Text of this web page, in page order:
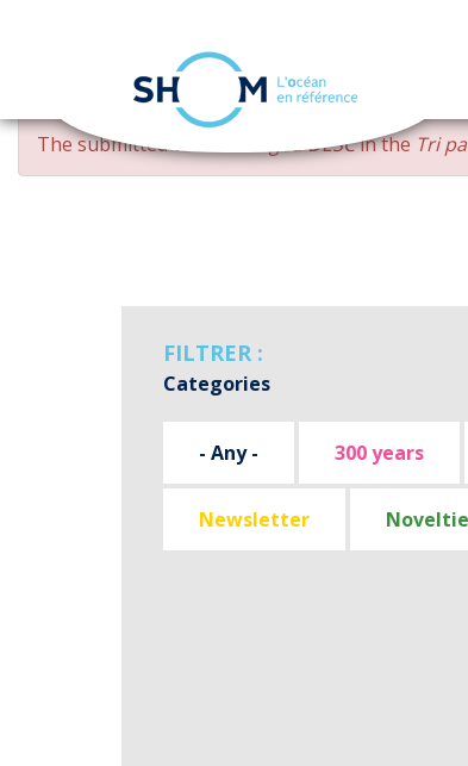
Skip
main
ERROR
MESSAGE
The submitted value changed DESCin theTri
FILTRER :
Categories
- Any - 300 years
Newsletter